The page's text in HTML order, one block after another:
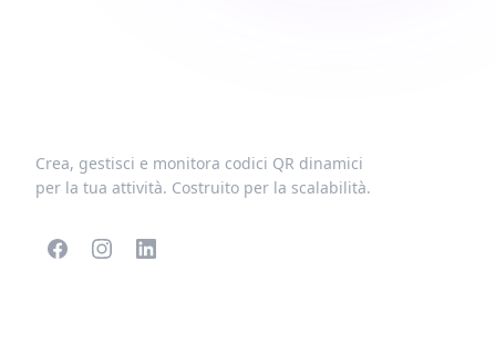
Crea, gestisci e monitora codici QR dinamici
per la tua attività. Costruito per la scalabilità.